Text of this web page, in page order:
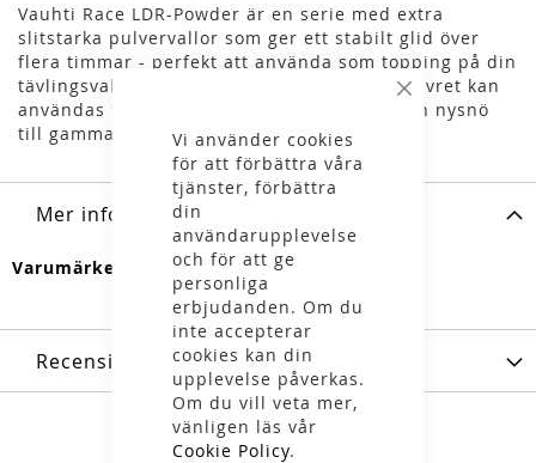
Stäng
Vi använder cookies
för att förbättra våra
tjänster, förbättra
din
användarupplevelse
och för att ge
personliga
erbjudanden. Om du
inte accepterar
cookies kan din
upplevelse påverkas.
Om du vill veta mer,
vänligen läs vår
Cookie Policy.
Vauhti Race LDR-Powder är en serie med extra
slitstarka pulvervallor som ger ett stabilt glid över
flera timmar - perfekt att använda som topping på din
tävlingsvallning vid längre lopp. Det vita pulvret kan
användas för en mängd olika snötyper – från nysnö
till gammal, isig eller konstgjord snö.
Mer information
Mer
Vauhti
Recensioner